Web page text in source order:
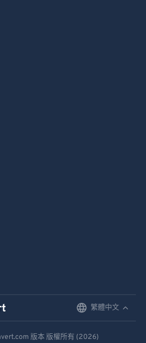
繁體中文
版本 版權所有 (2026)